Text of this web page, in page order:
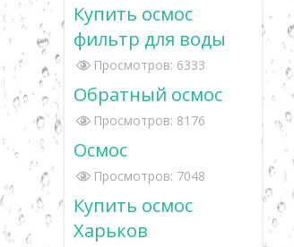
Купить осмос
фильтр для воды
Просмотров: 6333
Обратный осмос
Просмотров: 8176
Осмос
Просмотров: 7048
Купить осмос
Харьков